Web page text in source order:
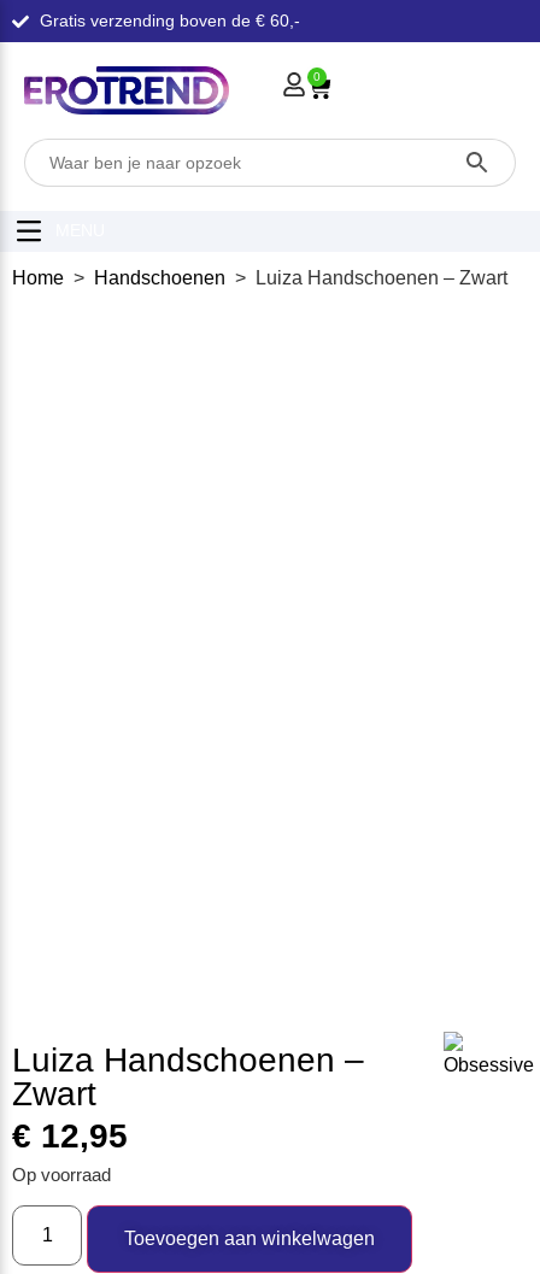
Gratis verzending boven de € 60,-
0
Home > Handschoenen > Luiza Handschoenen – Zwart
Luiza Handschoenen –
Zwart
€ 12,95
Op voorraad
Toevoegen aan winkelwagen